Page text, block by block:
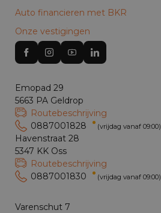
Auto financieren met BKR
Onze vestigingen
Emopad 29
5663 PA Geldrop
Routebeschrijving
0887001828
(vrijdag vanaf 09:00)
Havenstraat 28
5347 KK Oss
Routebeschrijving
0887001830
(vrijdag vanaf 09:00)
Varenschut 7